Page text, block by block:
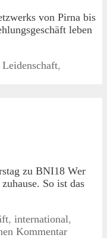
von Pirna bis
leben
Leidenschaft,
zu BNI18 Wer
So ist das
, international,
Kommentar